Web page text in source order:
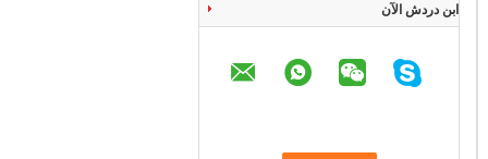
ابن دردش الآن